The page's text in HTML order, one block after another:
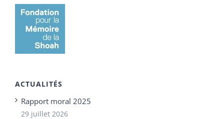
ACTUALITÉS
Rapport moral 2025
29 juillet 2026